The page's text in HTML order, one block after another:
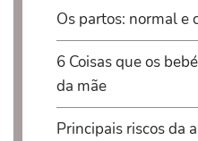
Os partos: normal e
6 Coisas que os
da mãe
Principais riscos da